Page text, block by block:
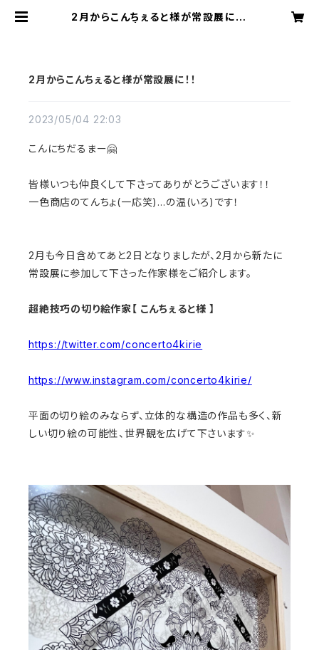
2月からこんちぇると様が常設展に！！
2月からこんちぇると様が常設展に！！
2023/05/04 22:03
こんにちだるまー🤗
皆様いつも仲良くして下さってありがとうございます！！
一色商店のてんちょ(一応笑)…の温(いろ)です！
2月も今日含めてあと2日となりましたが、2月から新たに
常設展に参加して下さった作家様をご紹介します。
超絶技巧の切り絵作家【 こんちぇると様 】
https://twitter.com/concerto4kirie
https://www.instagram.com/concerto4kirie/
平面の切り絵のみならず、立体的な構造の作品も多く、新
しい切り絵の可能性、世界観を広げて下さいます✨